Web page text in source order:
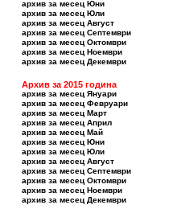
архив за месец Юни
архив за месец Юли
архив за месец Август
архив за месец Септември
архив за месец Октомври
архив за месец Ноември
архив за месец Декември
Архив за 2015 година
архив за месец Януари
архив за месец Февруари
архив за месец Март
архив за месец Април
архив за месец Май
архив за месец Юни
архив за месец Юли
архив за месец Август
архив за месец Септември
архив за месец Октомври
архив за месец Ноември
архив за месец Декември